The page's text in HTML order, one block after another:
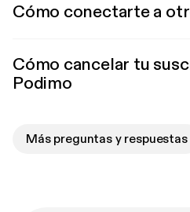
Cómo conectarte a
Cómo cancelar tu
Podimo
Más preguntas y respuestas